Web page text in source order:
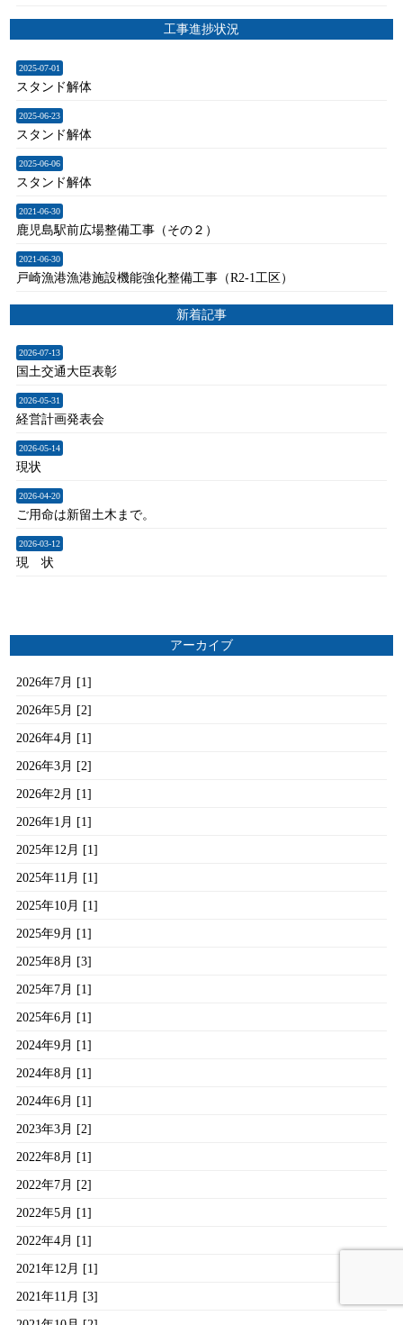
工事進捗状況
2025-07-01
スタンド解体
2025-06-23
スタンド解体
2025-06-06
スタンド解体
2021-06-30
鹿児島駅前広場整備工事（その２）
2021-06-30
戸崎漁港漁港施設機能強化整備工事（R2-1工区）
新着記事
2026-07-13
国土交通大臣表彰
2026-05-31
経営計画発表会
2026-05-14
現状
2026-04-20
ご用命は新留土木まで。
2026-03-12
現 状
アーカイブ
2026年7月 [1]
2026年5月 [2]
2026年4月 [1]
2026年3月 [2]
2026年2月 [1]
2026年1月 [1]
2025年12月 [1]
2025年11月 [1]
2025年10月 [1]
2025年9月 [1]
2025年8月 [3]
2025年7月 [1]
2025年6月 [1]
2024年9月 [1]
2024年8月 [1]
2024年6月 [1]
2023年3月 [2]
2022年8月 [1]
2022年7月 [2]
2022年5月 [1]
2022年4月 [1]
2021年12月 [1]
2021年11月 [3]